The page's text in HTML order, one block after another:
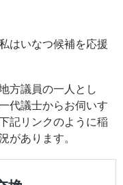
はいなつ候補を応援
方議員の一人とし
代議士からお伺いす
記リンクのように稲
があります。